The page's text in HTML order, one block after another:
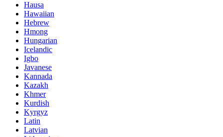
Hausa
Hawaiian
Hebrew
Hmong
Hungarian
Icelandic
Igbo
Javanese
Kannada
Kazakh
Khmer
Kurdish
Kyrgyz
Latin
Latvian